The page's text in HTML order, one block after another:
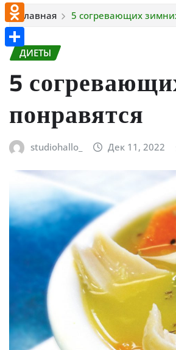
Главная 5 согревающих
ДИЕТЫ
5
понравятся
studiohallo_ Дек 11, 2022
VK
Odnoklassniki
Отправить